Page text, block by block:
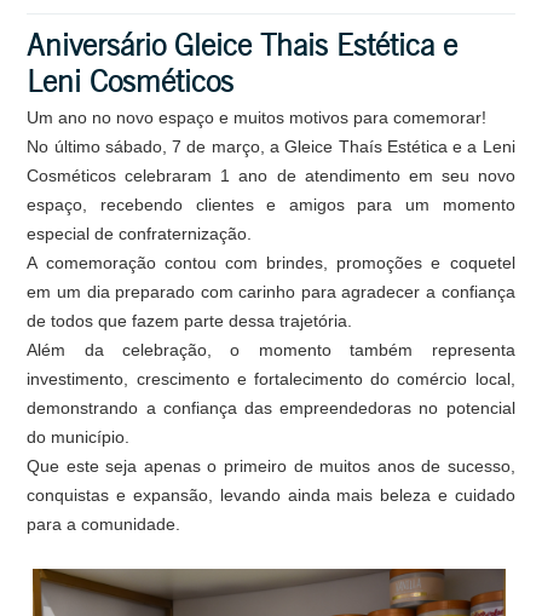
Aniversário Gleice Thais Estética e
Leni Cosméticos
Um ano no novo espaço e muitos motivos para comemorar!
No último sábado, 7 de março, a Gleice Thaís Estética e a Leni
Cosméticos celebraram 1 ano de atendimento em seu novo
espaço, recebendo clientes e amigos para um momento
especial de confraternização.
A comemoração contou com brindes, promoções e coquetel
em um dia preparado com carinho para agradecer a confiança
de todos que fazem parte dessa trajetória.
Além da celebração, o momento também representa
investimento, crescimento e fortalecimento do comércio local,
demonstrando a confiança das empreendedoras no potencial
do município.
Que este seja apenas o primeiro de muitos anos de sucesso,
conquistas e expansão, levando ainda mais beleza e cuidado
para a comunidade.